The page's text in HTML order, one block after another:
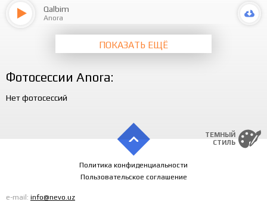
Qalbim
Anora
ПОКАЗАТЬ ЕЩЁ
Фотосессии Anora:
Нет фотосессий
ТЕМНЫЙ
СТИЛЬ
Политика конфиденциальности
Пользовательское соглашение
e-mail: info@nevo.uz